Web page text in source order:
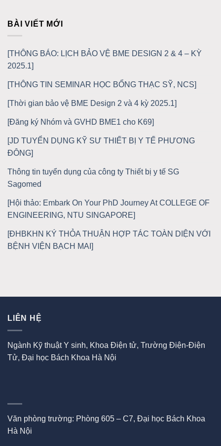
BÀI VIẾT MỚI
[THÔNG BÁO: LỊCH BẢO VỆ BME DESIGN 2 & 4 – KỲ
2025.1]
[THÔNG TIN SEMINAR HỌC BỔNG THẠC SỸ, NCS]
[Thời gian bảo vệ BME Design 2 và 4 kỳ 2025.1]
[Đăng ký Nhóm và GVHD BME1 cho K69]
[JD TUYỂN DỤNG KỸ SƯ THIẾT BỊ Y TẾ PHƯƠNG
ĐÔNG]
Thông tin tuyển dụng của công ty Thiết bị y tế SG
Sagomed
[Hội thảo: Embark On Your PhD Journey At COLLEGE OF
ENGINEERING, NTU SINGAPORE]
[ĐHBKHN KÝ THỎA THUẬN HỢP TÁC TOÀN DIỆN VỚI
BỆNH VIỆN BẠCH MAI]
LIÊN HỆ
Ngành Kỹ thuật Y sinh, Khoa Điện tử, Trường Điện-Điện
Tử, Đại học Bách Khoa Hà Nội
Văn phòng trường: Phòng 605 – C7, Đại học Bách Khoa
Hà Nội